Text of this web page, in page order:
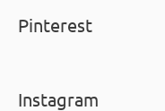
Pinterest
Instagram